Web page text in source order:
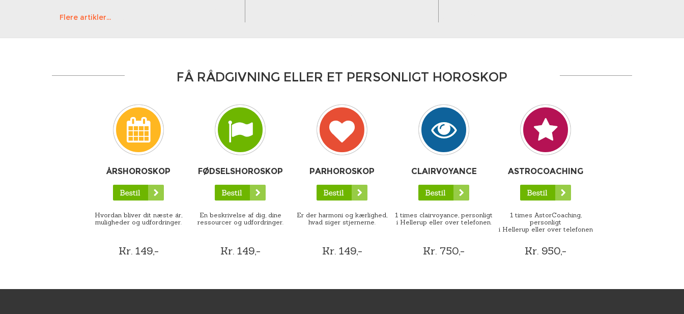
Flere artikler...
FÅ RÅDGIVNING ELLER ET PERSONLIGT HOROSKOP
ÅRSHOROSKOP
Hvordan bliver dit næste år,
muligheder og udfordringer.
Kr. 149,-
FØDSELSHOROSKOP
En beskrivelse af dig, dine
ressourcer og udfordringer.
Kr. 149,-
PARHOROSKOP
Er der harmoni og kærlighed,
hvad siger stjernerne.
Kr. 149,-
CLAIRVOYANCE
1 times clairvoyance, personligt
i Hellerup eller over telefonen.
Kr. 750,-
ASTROCOACHING
1 times AstorCoaching,
personligt
i Hellerup eller over telefonen
Kr. 950,-